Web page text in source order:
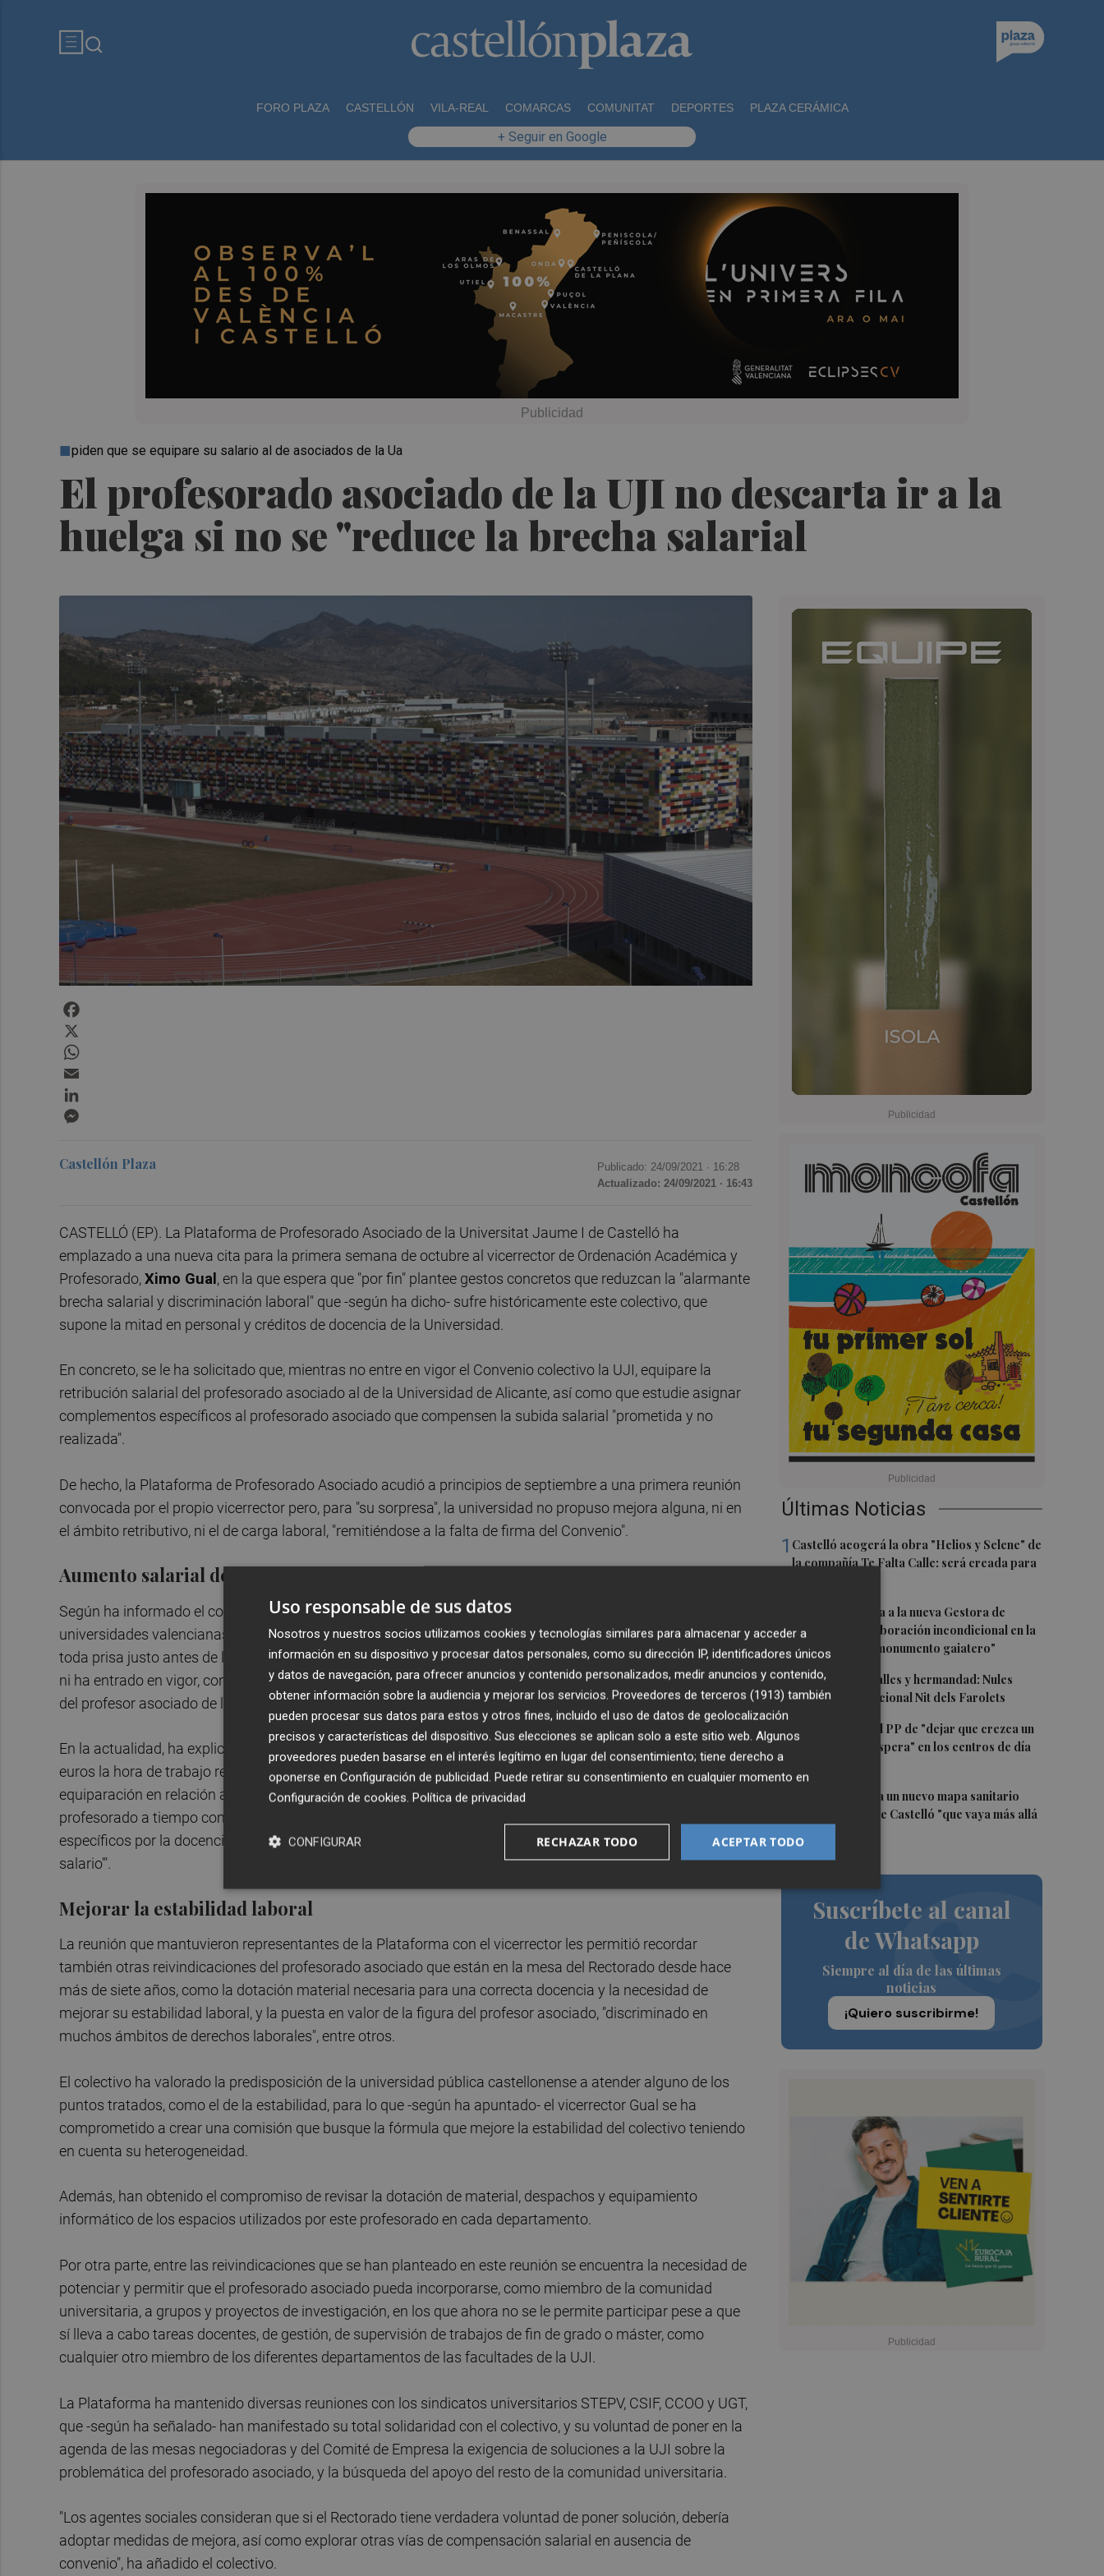
FORO PLAZA CASTELLÓN VILA-REAL COMARCAS COMUNITAT DEPORTES PLAZA CERÁMICA
+ Seguir en Google
El profesorado asociado de la UJI no descarta ir a la
huelga si no se "reduce la brecha salarial
piden que se equipare su salario al de asociados de la Ua
Últimas Noticias
1 Castelló acogerá la obra "Helios y Selene" de
la compañía Te Falta Calle: será creada para
Castelló traslada a la nueva Gestora de
Gaiates su "colaboración incondicional en la
promoción del monumento gaiatero"
3Talleres, pasacalles y hermandad: Nules
celebra su tradicional Nit dels Farolets
4 El PSPV acusa al PP de "dejar que crezca un
31 % la lista de espera" en los centros de día
El PSPV reclama un nuevo mapa sanitario
para la ciudad de Castelló "que vaya más allá
Suscríbete al canal
de Whatsapp
Siempre al día de las últimas
noticias
¡Quiero suscribirme!
Castellón Plaza Publicado: 24/09/2021 · 16:28
Actualizado: 24/09/2021 · 16:43
CASTELLÓ (EP). La Plataforma de Profesorado Asociado de la Universitat Jaume I de Castelló ha
emplazado a una nueva cita para la primera semana de octubre al vicerrector de Ordenación Académica y
Profesorado,Ximo Gual, en la que espera que "por fin" plantee gestos concretos que reduzcan la "alarmante
brecha salarial y discriminación laboral" que -según ha dicho- sufre históricamente este colectivo, que
supone la mitad en personal y créditos de docencia de la Universidad.
En concreto, se le ha solicitado que, mientras no entre en vigor el Convenio colectivo la UJI, equipare la
retribución salarial del profesorado asociado al de la Universidad de Alicante, así como que estudie asignar
complementos específicos al profesorado asociado que compensen la subida salarial "prometida y no
realizada".
De hecho, la Plataforma de Profesorado Asociado acudió a principios de septiembre a una primera reunión
convocada por el propio vicerrector pero, para "su sorpresa", la universidad no propuso mejora alguna, ni en
el ámbito retributivo, ni el de carga laboral, "remitiéndose a la falta de firma del Convenio".
Aumento salarial del 35%
Según ha informado el colectivo en un comunicado, el preacuerdo de Convenio colectivo de las
universidades valencianas que firmaron Conselleria, sindicatos y los rectores de todas las universidades "a
toda prisa justo antes de las elecciones autonómicas valencianas de 2019, y que después no se ha firmado
ni ha entrado en vigor, contemplaba un aumento salarial del 35 por ciento a precios de 2019 para la figura
del profesor asociado de la UJI igualando así la de todo el profesorado de la Comunidad Valenciana".
En la actualidad, ha explicado la Plataforma, el salario de los asociados sigue siendo equivalente a cinco
euros la hora de trabajo real y, la cúpula directiva de la UJI "sigue sin atender las demandas salariales, ni la
equiparación en relación al tiempo dedicado a la preparación de las asignaturas con respecto del
profesorado a tiempo completo, las mejoras en la base de cotización o el acceso a complementos
específicos por la docencia, incumpliendo flagrantemente la máxima de 'a igual tiempo de trabajo, igual
salario'".
Mejorar la estabilidad laboral
La reunión que mantuvieron representantes de la Plataforma con el vicerrector les permitió recordar
también otras reivindicaciones del profesorado asociado que están en la mesa del Rectorado desde hace
más de siete años, como la dotación material necesaria para una correcta docencia y la necesidad de
mejorar su estabilidad laboral, y la puesta en valor de la figura del profesor asociado, "discriminado en
muchos ámbitos de derechos laborales", entre otros.
El colectivo ha valorado la predisposición de la universidad pública castellonense a atender alguno de los
puntos tratados, como el de la estabilidad, para lo que -según ha apuntado- el vicerrector Gual se ha
comprometido a crear una comisión que busque la fórmula que mejore la estabilidad del colectivo teniendo
en cuenta su heterogeneidad.
Además, han obtenido el compromiso de revisar la dotación de material, despachos y equipamiento
informático de los espacios utilizados por este profesorado en cada departamento.
Por otra parte, entre las reivindicaciones que se han planteado en este reunión se encuentra la necesidad de
potenciar y permitir que el profesorado asociado pueda incorporarse, como miembro de la comunidad
universitaria, a grupos y proyectos de investigación, en los que ahora no se le permite participar pese a que
sí lleva a cabo tareas docentes, de gestión, de supervisión de trabajos de fin de grado o máster, como
cualquier otro miembro de los diferentes departamentos de las facultades de la UJI.
La Plataforma ha mantenido diversas reuniones con los sindicatos universitarios STEPV, CSIF, CCOO y UGT,
que -según ha señalado- han manifestado su total solidaridad con el colectivo, y su voluntad de poner en la
agenda de las mesas negociadoras y del Comité de Empresa la exigencia de soluciones a la UJI sobre la
problemática del profesorado asociado, y la búsqueda del apoyo del resto de la comunidad universitaria.
"Los agentes sociales consideran que si el Rectorado tiene verdadera voluntad de poner solución, debería
adoptar medidas de mejora, así como explorar otras vías de compensación salarial en ausencia de
convenio", ha añadido el colectivo.
Uso responsable de sus datos
Nosotros y nuestros socios utilizamos cookies y tecnologías similares para almacenar y acceder a
información en su dispositivo y procesar datos personales, como su dirección IP, identificadores únicos
y datos de navegación, para ofrecer anuncios y contenido personalizados, medir anuncios y contenido,
obtener información sobre la audiencia y mejorar los servicios. Proveedores de terceros (1913) también
pueden procesar sus datos para estos y otros fines, incluido el uso de datos de geolocalización
precisos y características del dispositivo. Sus elecciones se aplican solo a este sitio web. Algunos
proveedores pueden basarse en el interés legítimo en lugar del consentimiento; tiene derecho a
oponerse en Configuración de publicidad. Puede retirar su consentimiento en cualquier momento en
Configuración de cookies. Política de privacidad
ACEPTAR TODO
RECHAZAR TODO
CONFIGURAR